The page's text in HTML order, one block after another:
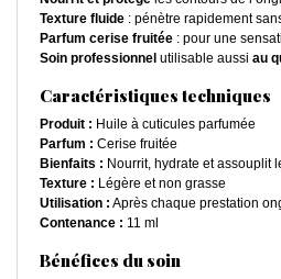
Texture fluide : pénètre rapidement
Parfum cerise fruitée : pour une
Soin professionnel utilisable aussi au
Caractéristiques techniques
Produit : Huile à cuticules parfumée
Parfum : Cerise fruitée
Bienfaits : Nourrit, hydrate et assouplit
Texture : Légère et non grasse
Utilisation : Après chaque prestation
Contenance : 11 ml
Bénéfices du soin